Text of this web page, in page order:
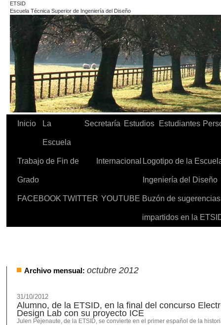
ETSID
Escuela Técnica Superior de Ingeniería del Diseño
Inicio La
Escuela
Secretaría Estudios Estudiantes
Trabajo de Fin de
Grado
Internacional Logotipo de la
Ingeniería del Diseño
FACEBOOK TWITTER YOUTUBE Buzón de
impartidos en la
Archivo mensual: octubre 2012
31/10/2012
Alumno, de la ETSID, en la final del concurso
Design Lab con su proyecto ICE
Julen Pejenaute, de la ETSID, se convierte en el primer español de la